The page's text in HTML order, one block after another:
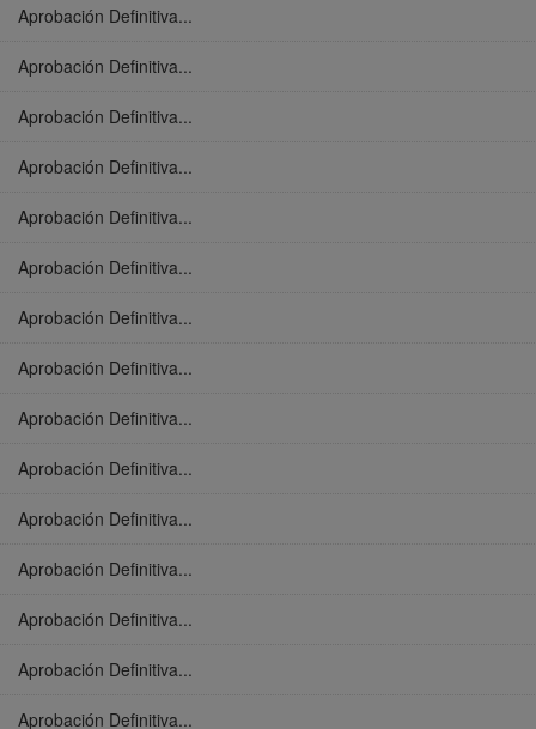
Aprobación Definitiva...
Aprobación Definitiva...
Aprobación Definitiva...
Aprobación Definitiva...
Aprobación Definitiva...
Aprobación Definitiva...
Aprobación Definitiva...
Aprobación Definitiva...
Aprobación Definitiva...
Aprobación Definitiva...
Aprobación Definitiva...
Aprobación Definitiva...
Aprobación Definitiva...
Aprobación Definitiva...
Aprobación Definitiva...